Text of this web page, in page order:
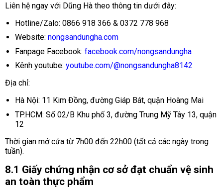
Liên hệ ngay với Dũng Hà theo thông tin dưới đây:
Hotline/Zalo: 0866 918 366 & 0372 778 968
Website: nongsandungha.com
Fanpage Facebook: facebook.com/nongsandungha
Kênh youtube: youtube.com/@nongsandungha8142
Địa chỉ:
Hà Nội: 11 Kim Đồng, đường Giáp Bát, quận Hoàng Mai
TP.HCM: Số 02/B Khu phố 3, đường Trung Mỹ Tây 13, quận
12
Thời gian mở cửa từ 7h00 đến 22h00 (tất cả các ngày trong
tuần).
8.1 Giấy chứng nhận cơ sở đạt chuẩn vệ sinh
an toàn thực phẩm